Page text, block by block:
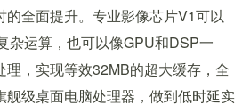
的全面提升。专业影像芯片V1可以
杂运算，也可以像GPU和DSP一
理，实现等效32MB的超大缓存，全
舰级桌面电脑处理器，做到低时延实